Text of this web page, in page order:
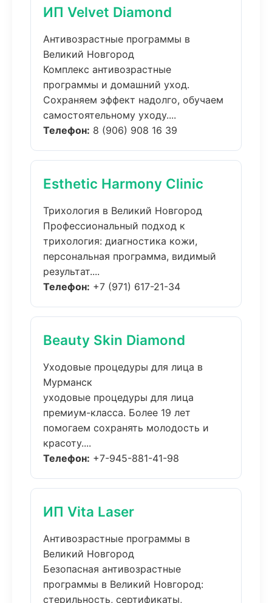
ИП Velvet Diamond
Антивозрастные программы в
Великий Новгород
Комплекс антивозрастные
программы и домашний уход.
Сохраняем эффект надолго, обучаем
самостоятельному уходу....
Телефон: 8 (906) 908 16 39
Esthetic Harmony Clinic
Трихология в Великий Новгород
Профессиональный подход к
трихология: диагностика кожи,
персональная программа, видимый
результат....
Телефон: +7 (971) 617-21-34
Beauty Skin Diamond
Уходовые процедуры для лица в
Мурманск
уходовые процедуры для лица
премиум-класса. Более 19 лет
помогаем сохранять молодость и
красоту....
Телефон: +7-945-881-41-98
ИП Vita Laser
Антивозрастные программы в
Великий Новгород
Безопасная антивозрастные
программы в Великий Новгород:
стерильность, сертификаты,